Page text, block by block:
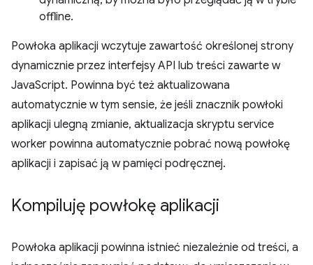
offline.
Powłoka aplikacji wczytuje zawartość określonej strony
dynamicznie przez interfejsy API lub treści zawarte w
JavaScript. Powinna być też aktualizowana
automatycznie w tym sensie, że jeśli znacznik powłoki
aplikacji ulegną zmianie, aktualizacja skryptu service
worker powinna automatycznie pobrać nową powłokę
aplikacji i zapisać ją w pamięci podręcznej.
Kompiluję powłokę aplikacji
Powłoka aplikacji powinna istnieć niezależnie od treści, a